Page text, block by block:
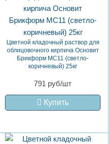
Цветной кладочный раствор для
облицовочного кирпича Основит
Брикформ MC11 (светло-
коричневый) 25кг
791 руб/шт
Купить